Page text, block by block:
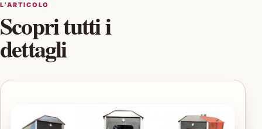
L’ARTICOLO
Scopri tutti i
dettagli